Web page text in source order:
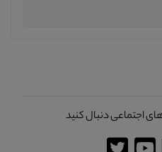
اجتماعی دنبال کنید